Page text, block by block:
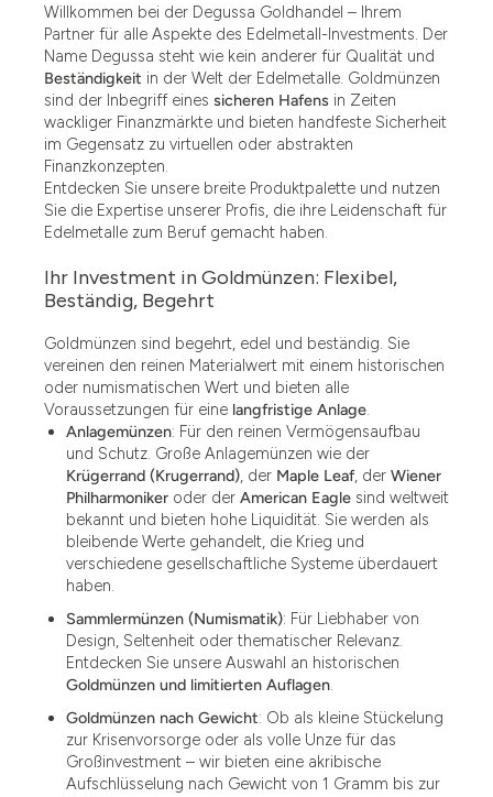
Willkommen bei der Degussa Goldhandel – Ihrem
Partner für alle Aspekte des Edelmetall-Investments. Der
Name Degussa steht wie kein anderer für Qualität und
Beständigkeit in der Welt der Edelmetalle. Goldmünzen
sind der Inbegriff eines sicheren Hafens in Zeiten
wackliger Finanzmärkte und bieten handfeste Sicherheit
im Gegensatz zu virtuellen oder abstrakten
Finanzkonzepten.
Entdecken Sie unsere breite Produktpalette und nutzen
Sie die Expertise unserer Profis, die ihre Leidenschaft für
Edelmetalle zum Beruf gemacht haben.
Ihr Investment in Goldmünzen: Flexibel,
Beständig, Begehrt
Goldmünzen sind begehrt, edel und beständig. Sie
vereinen den reinen Materialwert mit einem historischen
oder numismatischen Wert und bieten alle
Voraussetzungen für eine langfristige Anlage.
Anlagemünzen: Für den reinen Vermögensaufbau
und Schutz. Große Anlagemünzen wie der
Krügerrand (Krugerrand), der Maple Leaf, der Wiener
Philharmoniker oder der American Eagle sind weltweit
bekannt und bieten hohe Liquidität. Sie werden als
bleibende Werte gehandelt, die Krieg und
verschiedene gesellschaftliche Systeme überdauert
haben.
Sammlermünzen (Numismatik): Für Liebhaber von
Design, Seltenheit oder thematischer Relevanz.
Entdecken Sie unsere Auswahl an historischen
Goldmünzen und limitierten Auflagen.
Goldmünzen nach Gewicht: Ob als kleine Stückelung
zur Krisenvorsorge oder als volle Unze für das
Großinvestment – wir bieten eine akribische
Aufschlüsselung nach Gewicht von 1 Gramm bis zur